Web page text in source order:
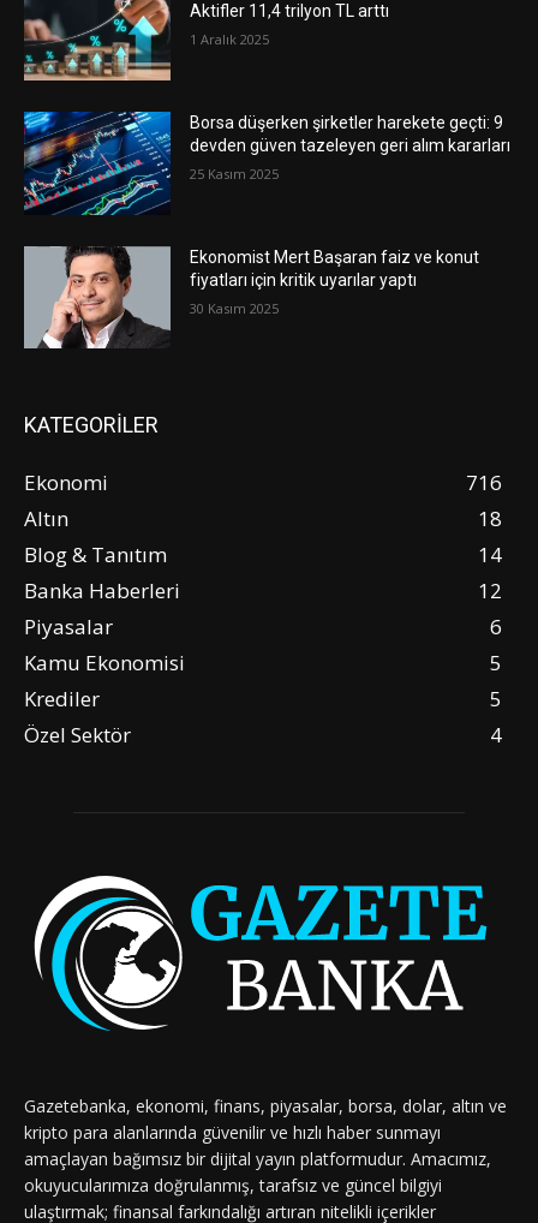
Aktifler 11,4 trilyon TL arttı
1 Aralık 2025
Borsa düşerken şirketler harekete geçti: 9
devden güven tazeleyen geri alım kararları
25 Kasım 2025
Ekonomist Mert Başaran faiz ve konut
fiyatları için kritik uyarılar yaptı
30 Kasım 2025
KATEGORİLER
Ekonomi
716
Altın
18
Blog & Tanıtım
14
Banka Haberleri
12
Piyasalar
6
Kamu Ekonomisi
5
Krediler
5
Özel Sektör
4
Gazetebanka, ekonomi, finans, piyasalar, borsa, dolar, altın ve
kripto para alanlarında güvenilir ve hızlı haber sunmayı
amaçlayan bağımsız bir dijital yayın platformudur. Amacımız,
okuyucularımıza doğrulanmış, tarafsız ve güncel bilgiyi
ulaştırmak; finansal farkındalığı artıran nitelikli içerikler